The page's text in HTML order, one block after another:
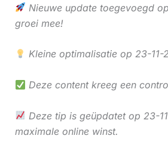
Nieuwe update toegevoegd
groei mee!
Kleine optimalisatie op 23-
Deze content kreeg een
Deze tip is geüpdatet op 23-
maximale online winst.